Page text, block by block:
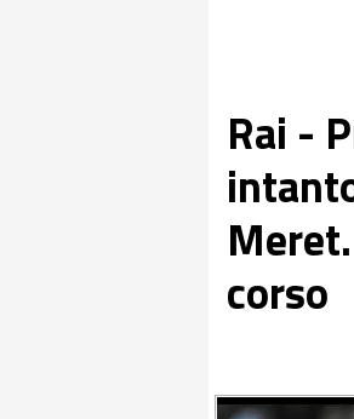
Rai -
corso